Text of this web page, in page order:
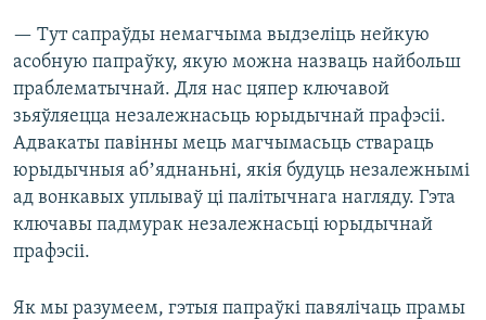
— Тут сапраўды немагчыма выдзеліць нейкую
асобную папраўку, якую можна назваць найбольш
праблематычнай. Для нас цяпер ключавой
зьяўляецца незалежнасьць юрыдычнай прафэсіі.
Адвакаты павінны мець магчымасьць ствараць
юрыдычныя абʼяднаньні, якія будуць незалежнымі
ад вонкавых уплываў ці палітычнага нагляду. Гэта
ключавы падмурак незалежнасьці юрыдычнай
прафэсіі.
Як мы разумеем, гэтыя папраўкі павялічаць прамы